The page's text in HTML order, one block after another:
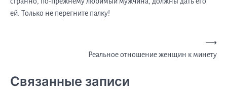
ей. Только не перегните палку!
записям
Реальное отношение женщин к минету
⟶
Связанные записи